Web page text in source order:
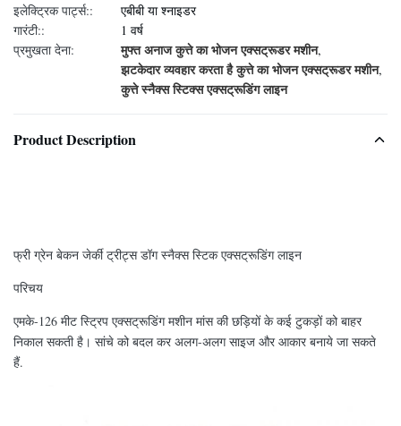
इलेक्ट्रिक पार्ट्स::
एबीबी या श्नाइडर
गारंटी::
1 वर्ष
प्रमुखता देना:
मुफ्त अनाज कुत्ते का भोजन एक्सट्रूडर मशीन,
झटकेदार व्यवहार करता है कुत्ते का भोजन एक्सट्रूडर मशीन,
कुत्ते स्नैक्स स्टिक्स एक्सट्रूडिंग लाइन
Product Description
फ्री ग्रेन बेकन जेर्की ट्रीट्स डॉग स्नैक्स स्टिक एक्सट्रूडिंग लाइन
परिचय
एमके-126 मीट स्ट्रिप एक्सट्रूडिंग मशीन मांस की छड़ियों के कई टुकड़ों को बाहर
निकाल सकती है। सांचे को बदल कर अलग-अलग साइज और आकार बनाये जा सकते
हैं.